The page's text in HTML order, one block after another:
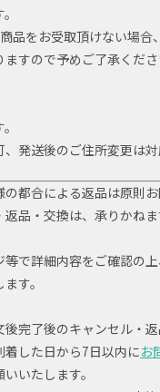
品をお受取頂けない場合
すので予めご了承くださ
発送後のご住所変更は対
都合による返品は原則お
品・交換は、承りかね
等で詳細内容をご確認の
す。
完了後のキャンセル・
した日から7日以内にお
いたします。